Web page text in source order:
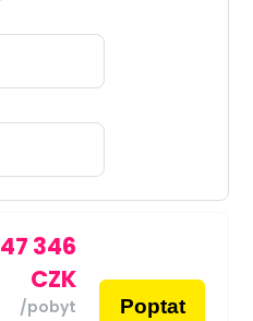
47 346
CZK
/pobyt Poptat